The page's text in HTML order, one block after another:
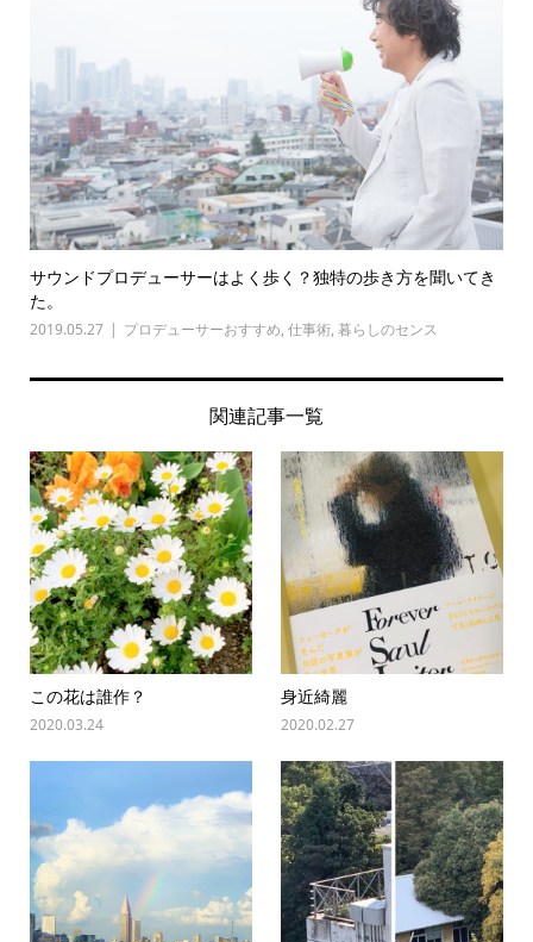
サウンドプロデューサーはよく歩く？独特の歩き方を聞いてき
た。
2019.05.27 プロデューサーおすすめ, 仕事術, 暮らしのセンス
関連記事一覧
この花は誰作？
2020.03.24
身近綺麗
2020.02.27